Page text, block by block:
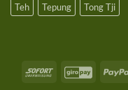
Teh
Tepung Tong Tji
Sofort GiroPay